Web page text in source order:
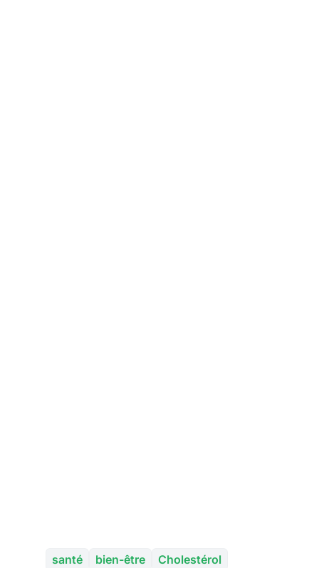
santé bien-être Cholestérol